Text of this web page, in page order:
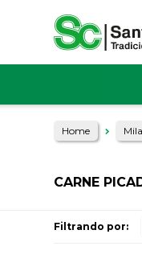
Home
CARNE
Filtrando por: